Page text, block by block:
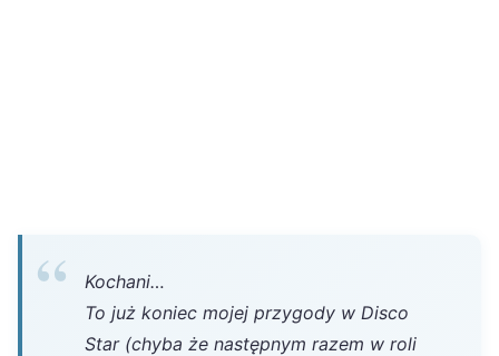
Kochani…
To już koniec mojej przygody w Disco
Star (chyba że następnym razem w roli